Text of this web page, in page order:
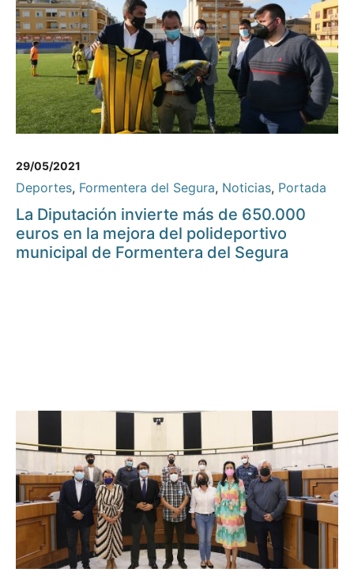
29/05/2021
Deportes, Formentera del Segura, Noticias, Portada
La Diputación invierte más de 650.000
euros en la mejora del polideportivo
municipal de Formentera del Segura